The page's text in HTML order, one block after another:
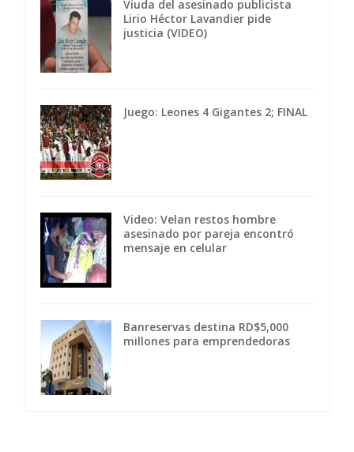
Viuda del asesinado publicista
Lirio Héctor Lavandier pide
justicia (VIDEO)
Juego: Leones 4 Gigantes 2; FINAL
Video: Velan restos hombre
asesinado por pareja encontró
mensaje en celular
Banreservas destina RD$5,000
millones para emprendedoras